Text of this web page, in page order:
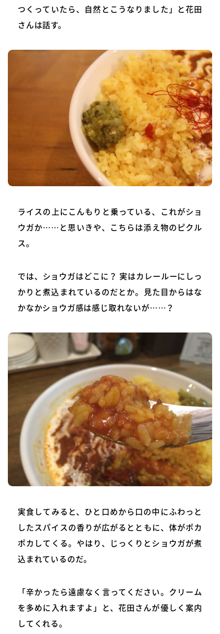
つくっていたら、自然とこうなりました」と花田
さんは話す。
ライスの上にこんもりと乗っている、これがショ
ウガか……と思いきや、こちらは添え物のピクル
ス。
では、ショウガはどこに？ 実はカレールーにしっ
かりと煮込まれているのだとか。見た目からはな
かなかショウガ感は感じ取れないが……？
実食してみると、ひと口めから口の中にふわっと
したスパイスの香りが広がるとともに、体がポカ
ポカしてくる。やはり、じっくりとショウガが煮
込まれているのだ。
「辛かったら遠慮なく言ってください。クリーム
を多めに入れますよ」と、花田さんが優しく案内
してくれる。